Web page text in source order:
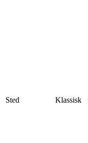
Sted Klassisk